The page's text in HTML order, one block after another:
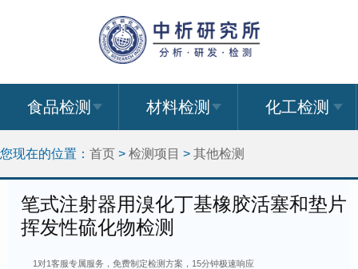
食品检测 材料检测 化工检测
您现在的位置： 首页 > 检测项目 > 其他检测
笔式注射器用溴化丁基橡胶活塞和垫片
挥发性硫化物检测
1对1客服专属服务，免费制定检测方案，15分钟极速响应